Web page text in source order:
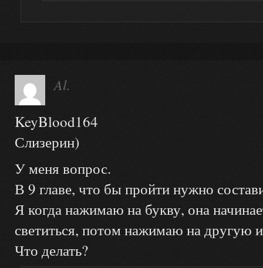
Al.
KeyBlood164
Слизерин)
У меня вопрос.
В 9 главе, что бы пройти нужно
Я когда нажимаю на букву, она
светиться, потом нажимаю на другую
Что делать?